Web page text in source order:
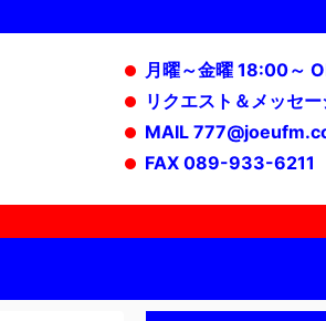
月曜～金曜 18:00～
リクエスト＆メッセ
MAIL
FAX 089-933-6211